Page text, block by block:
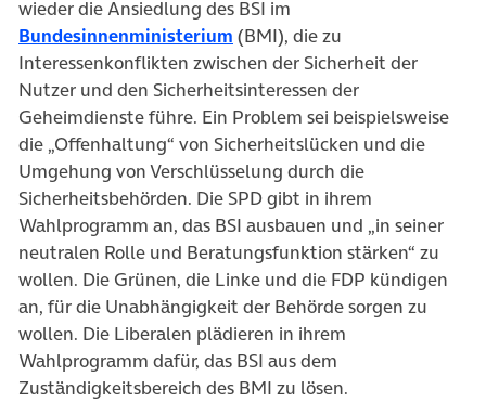
wieder die Ansiedlung des BSI im
Bundesinnenministerium (öffnet in neuem Tab)
(BMI), die zu
Interessenkonflikten zwischen der Sicherheit der
Nutzer und den Sicherheitsinteressen der
Geheimdienste führe. Ein Problem sei beispielsweise
die „Offenhaltung“ von Sicherheitslücken und die
Umgehung von Verschlüsselung durch die
Sicherheitsbehörden. Die SPD gibt in ihrem
Wahlprogramm an, das BSI ausbauen und „in seiner
neutralen Rolle und Beratungsfunktion stärken“ zu
wollen. Die Grünen, die Linke und die FDP kündigen
an, für die Unabhängigkeit der Behörde sorgen zu
wollen. Die Liberalen plädieren in ihrem
Wahlprogramm dafür, das BSI aus dem
Zuständigkeitsbereich des BMI zu lösen.